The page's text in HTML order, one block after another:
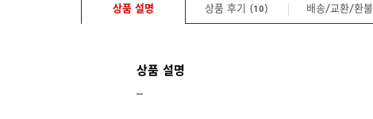
상품 설명 상품 후기 (10) 배송/교환/환불
상품 설명